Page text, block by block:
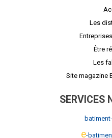
Les
Être
Les
Site magazine
SERVICES
e-